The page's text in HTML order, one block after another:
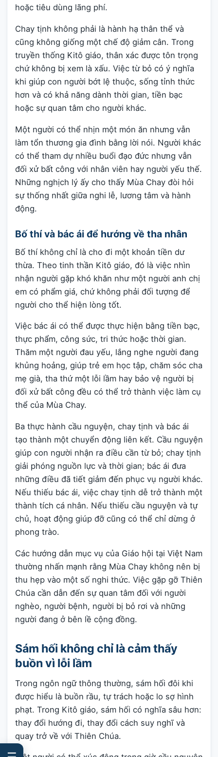
hoặc tiêu dùng lãng phí.
Chay tịnh không phải là hành hạ thân thể và
cũng không giống một chế độ giảm cân. Trong
truyền thống Kitô giáo, thân xác được tôn trọng
chứ không bị xem là xấu. Việc từ bỏ có ý nghĩa
khi giúp con người bớt lệ thuộc, sống tỉnh thức
hơn và có khả năng dành thời gian, tiền bạc
hoặc sự quan tâm cho người khác.
Một người có thể nhịn một món ăn nhưng vẫn
làm tổn thương gia đình bằng lời nói. Người khác
có thể tham dự nhiều buổi đạo đức nhưng vẫn
đối xử bất công với nhân viên hay người yếu thế.
Những nghịch lý ấy cho thấy Mùa Chay đòi hỏi
sự thống nhất giữa nghi lễ, lương tâm và hành
động.
Bố thí và bác ái để hướng về tha nhân
Bố thí không chỉ là cho đi một khoản tiền dư
thừa. Theo tinh thần Kitô giáo, đó là việc nhìn
nhận người gặp khó khăn như một người anh chị
em có phẩm giá, chứ không phải đối tượng để
người cho thể hiện lòng tốt.
Việc bác ái có thể được thực hiện bằng tiền bạc,
thực phẩm, công sức, tri thức hoặc thời gian.
Thăm một người đau yếu, lắng nghe người đang
khủng hoảng, giúp trẻ em học tập, chăm sóc cha
mẹ già, tha thứ một lỗi lầm hay bảo vệ người bị
đối xử bất công đều có thể trở thành việc làm cụ
thể của Mùa Chay.
Ba thực hành cầu nguyện, chay tịnh và bác ái
tạo thành một chuyển động liên kết. Cầu nguyện
giúp con người nhận ra điều cần từ bỏ; chay tịnh
giải phóng nguồn lực và thời gian; bác ái đưa
những điều đã tiết giảm đến phục vụ người khác.
Nếu thiếu bác ái, việc chay tịnh dễ trở thành một
thành tích cá nhân. Nếu thiếu cầu nguyện và tự
chủ, hoạt động giúp đỡ cũng có thể chỉ dừng ở
phong trào.
Các hướng dẫn mục vụ của Giáo hội tại Việt Nam
thường nhấn mạnh rằng Mùa Chay không nên bị
thu hẹp vào một số nghi thức. Việc gặp gỡ Thiên
Chúa cần dẫn đến sự quan tâm đối với người
nghèo, người bệnh, người bị bỏ rơi và những
người đang ở bên lề cộng đồng.
Sám hối không chỉ là cảm thấy
buồn vì lỗi lầm
Trong ngôn ngữ thông thường, sám hối đôi khi
được hiểu là buồn rầu, tự trách hoặc lo sợ hình
phạt. Trong Kitô giáo, sám hối có nghĩa sâu hơn:
thay đổi hướng đi, thay đổi cách suy nghĩ và
quay trở về với Thiên Chúa.